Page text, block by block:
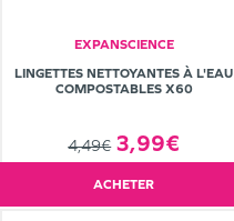
EXPANSCIENCE
LINGETTES NETTOYANTES À L'EAU
COMPOSTABLES X60
4,49€ 3,99€
ACHETER